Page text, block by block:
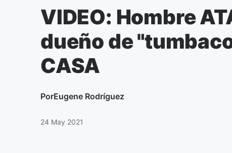
VIDEO: Hombre
dueño de
CASA
PorEugene Rodríguez
24 May 2021